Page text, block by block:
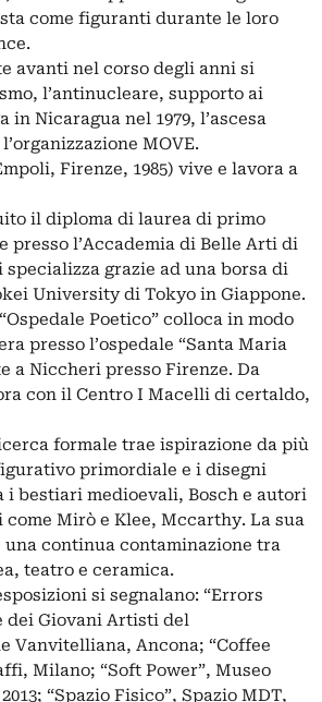
come figuranti durante le loro
avanti nel corso degli anni si
l’antinucleare, supporto ai
Nicaragua nel 1979, l’ascesa
MOVE.
Firenze, 1985) vive e lavora a
il diploma di laurea di primo
presso l’Accademia di Belle Arti di
specializza grazie ad una borsa di
University di Tokyo in Giappone.
Poetico” colloca in modo
presso l’ospedale “Santa Maria
a Niccheri presso Firenze. Da
con il Centro I Macelli di certaldo,
formale trae ispirazione da più
primordiale e i disegni
bestiari medioevali, Bosch e autori
Mirò e Klee, Mccarthy. La sua
continua contaminazione tra
teatro e ceramica.
si segnalano: “Errors
dei Giovani Artisti del
Vanvitelliana, Ancona; “Coffee
Milano; “Soft Power”, Museo
“Spazio Fisico”, Spazio MDT,